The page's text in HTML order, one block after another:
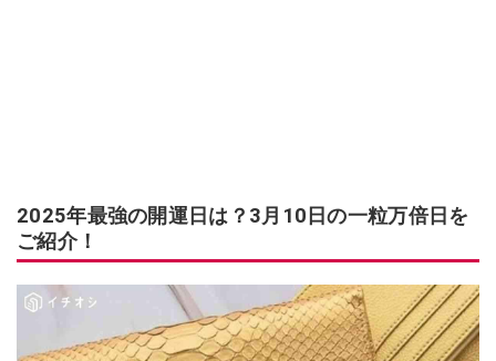
2025年最強の開運日は？3月10日の一粒万倍日を
ご紹介！